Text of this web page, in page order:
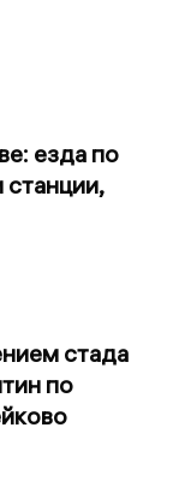
езда по
станции,
стада
по